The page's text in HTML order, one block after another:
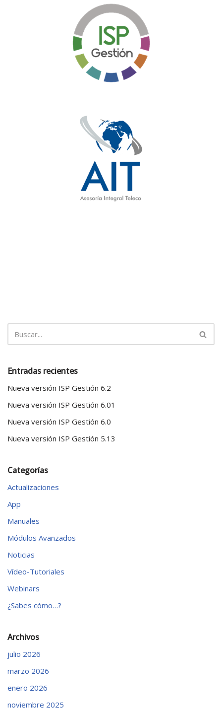
Entradas recientes
Nueva versión ISP Gestión 6.2
Nueva versión ISP Gestión 6.01
Nueva versión ISP Gestión 6.0
Nueva versión ISP Gestión 5.13
Categorías
Actualizaciones
App
Manuales
Módulos Avanzados
Noticias
Vídeo-Tutoriales
Webinars
¿Sabes cómo…?
Archivos
julio 2026
marzo 2026
enero 2026
noviembre 2025